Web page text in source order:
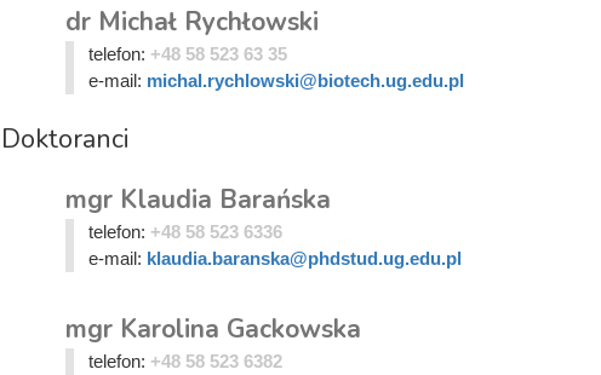
dr Michał Rychłowski
telefon: +48 58 523 63 35
e-mail: michal.rychlowski@biotech.ug.edu.pl
Doktoranci
mgr Klaudia Barańska
telefon: +48 58 523 6336
e-mail: klaudia.baranska@phdstud.ug.edu.pl
mgr Karolina Gackowska
telefon: +48 58 523 6382